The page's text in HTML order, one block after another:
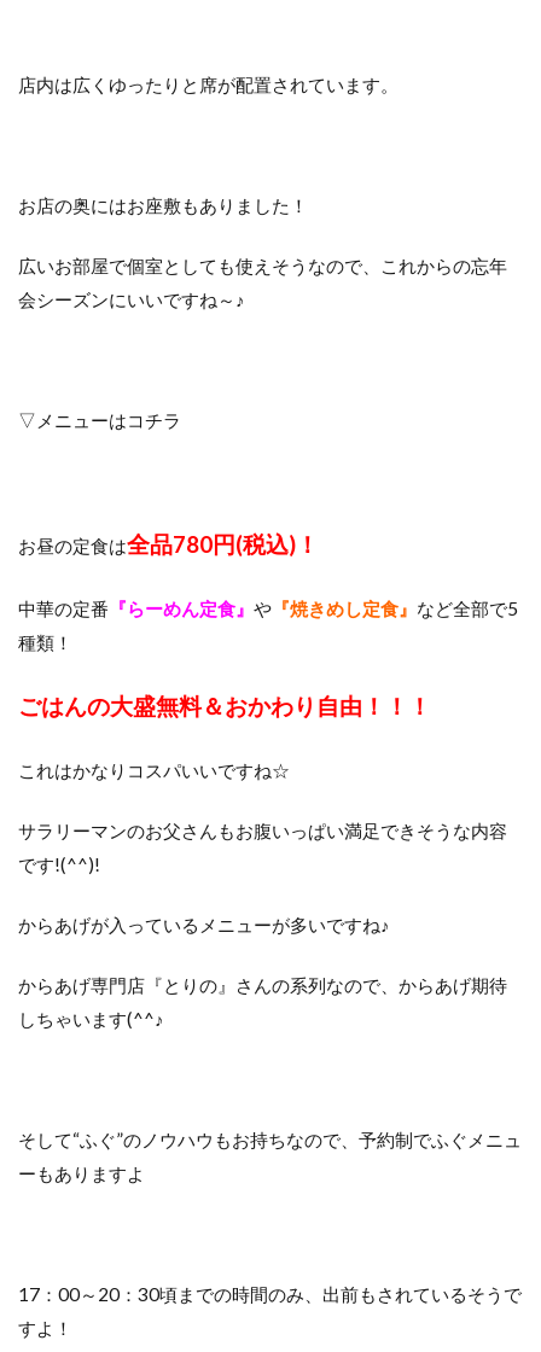
店内は広くゆったりと席が配置されています。
お店の奥にはお座敷もありました！
広いお部屋で個室としても使えそうなので、これからの忘年
会シーズンにいいですね～♪
▽メニューはコチラ
お昼の定食は全品780円(税込)！
中華の定番 『らーめん定食』 や 『焼きめし定食』 など全部で5
種類！
ごはんの大盛無料＆おかわり自由！！！
これはかなりコスパいいですね☆
サラリーマンのお父さんもお腹いっぱい満足できそうな内容
です!(^^)!
からあげが入っているメニューが多いですね♪
からあげ専門店『とりの』さんの系列なので、からあげ期待
しちゃいます(^^♪
そして“ふぐ”のノウハウもお持ちなので、予約制でふぐメニュ
ーもありますよ
17：00～20：30頃までの時間のみ、出前もされているそうで
すよ！